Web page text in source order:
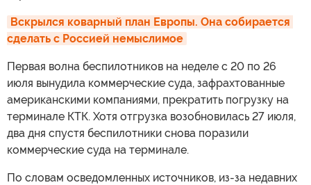
Вскрылся коварный план Европы. Она собирается
сделать с Россией немыслимое
Первая волна беспилотников на неделе с 20 по 26
июля вынудила коммерческие суда, зафрахтованные
американскими компаниями, прекратить погрузку на
терминале КТК. Хотя отгрузка возобновилась 27 июля,
два дня спустя беспилотники снова поразили
коммерческие суда на терминале.
По словам осведомленных источников, из-за недавних